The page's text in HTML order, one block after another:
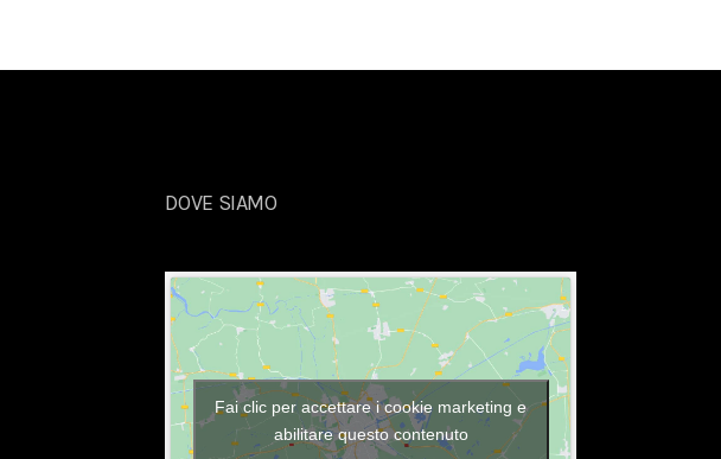
DOVE SIAMO
Fai clic per accettare i cookie marketing e
abilitare questo contenuto